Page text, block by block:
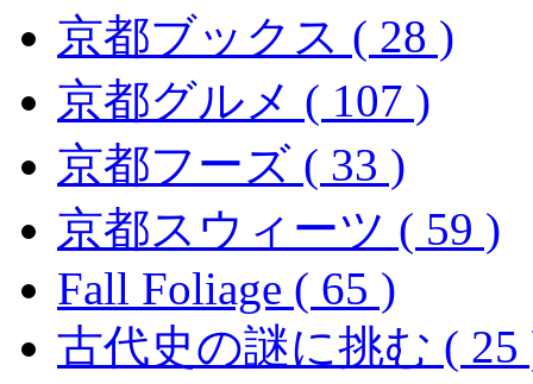
京都ブックス ( 28 )
京都グルメ ( 107 )
京都フーズ ( 33 )
京都スウィーツ ( 59 )
Fall Foliage ( 65 )
古代史の謎に挑む ( 25